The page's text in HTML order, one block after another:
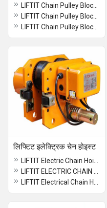
लिफ्टिट इलेक्ट्रिक चेन होइस्ट